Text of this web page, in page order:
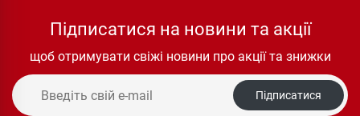
Підписатися на новини та акції
щоб отримувати свіжі новини про акції та знижки
Підписатися